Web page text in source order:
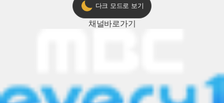
다크 모드로 보기
채널바로가기